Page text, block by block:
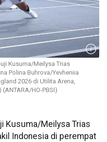
Kusuma/Meilysa Trias
Polina Buhrova/Yevheniia
2026 di Utilita Arena,
HO-PBSI)
Kusuma/Meilysa Trias
Indonesia di perempat